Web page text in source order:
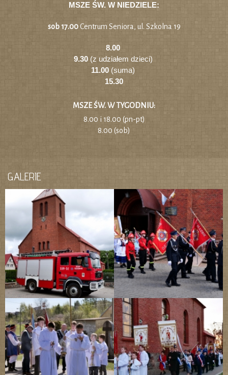
MSZE ŚW. W NIEDZIELE:
sob 17.00Centrum Seniora, ul. Szkolna 19
8.00
9.30(z udziałem dzieci)
11.00 (suma)
15.30
MSZE ŚW. W TYGODNIU:
8.00 i 18.00 (pn-pt)
8.00 (sob)
GALERIE